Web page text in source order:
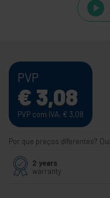
PVP
€3,08
PVP com IVA: € 3,08
Por que preços diferentes?
2 years
warranty